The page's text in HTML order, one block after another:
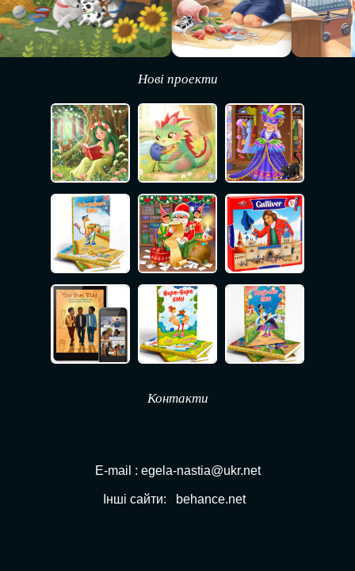
Нові проекти
Контакти
E-mail : egela-nastia@ukr.net
Інші сайти: behance.net